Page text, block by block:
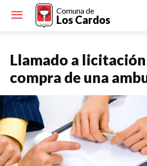
Comuna de
Los Cardos
Llamado a
compra de una